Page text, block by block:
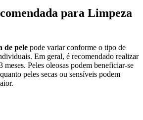
para Limpeza
de pele pode variar conforme o tipo de
Em geral, é recomendado realizar
meses. Peles oleosas podem beneficiar-se
peles secas ou sensíveis podem